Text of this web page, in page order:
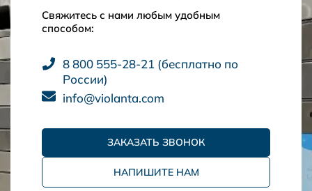
Свяжитесь с нами любым удобным
способом:
8 800 555-28-21 (бесплатно по
России)
info@violanta.com
ЗАКАЗАТЬ ЗВОНОК
НАПИШИТЕ НАМ